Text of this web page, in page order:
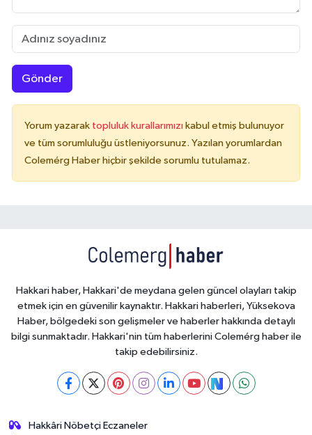
Gönder
Yorum yazarak topluluk kurallarımızı kabul etmiş bulunuyor
ve tüm sorumluluğu üstleniyorsunuz. Yazılan yorumlardan
Colemérg Haber hiçbir şekilde sorumlu tutulamaz.
Hakkari haber, Hakkari'de meydana gelen güncel olayları takip
etmek için en güvenilir kaynaktır. Hakkari haberleri, Yüksekova
Haber, bölgedeki son gelişmeler ve haberler hakkında detaylı
bilgi sunmaktadır. Hakkari'nin tüm haberlerini Colemérg haber ile
takip edebilirsiniz.
Hakkâri Nöbetçi Eczaneler